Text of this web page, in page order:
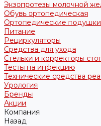
Экзопротезы молочной
Обувь ортопедическая
Ортопедические
Питание
Рециркуляторы
Средства для ухода
Стельки и корректоры
Тесты на инфекцию
Технические средства
Урология
Бренды
Акции
Компания
Назад